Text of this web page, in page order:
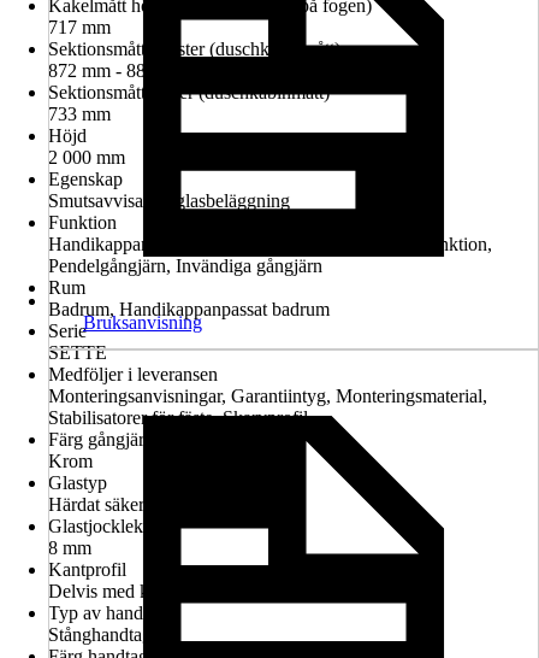
Kakelmått höger (glasrutans mitt på fogen)
717 mm
Sektionsmått vänster (duschkabinmått)
872 mm - 886 mm
Sektionsmått höger (duschkabinmått)
733 mm
Höjd
2 000 mm
Egenskap
Smutsavvisande glasbeläggning
Funktion
Handikappanpassad montering möjlig, Lyft-sänk-funktion,
Pendelgångjärn, Invändiga gångjärn
Rum
Badrum, Handikappanpassat badrum
Serie
SETTE
Medföljer i leveransen
Monteringsanvisningar, Garantiintyg, Monteringsmaterial,
Stabilisatorer för fäste, Skarvprofil
Färg gångjärn
Krom
Glastyp
Härdat säkerhetsglas
Glastjocklek
8 mm
Kantprofil
Delvis med kantprofil
Typ av handtag
Stånghandtag
Bruksanvisning